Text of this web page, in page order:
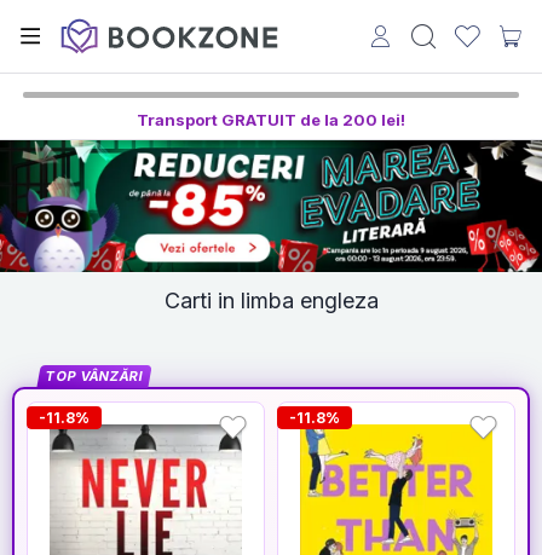
Transport GRATUIT de la 200 lei!
Carti in limba engleza
TOP VÂNZĂRI
-11.8% -11.8%